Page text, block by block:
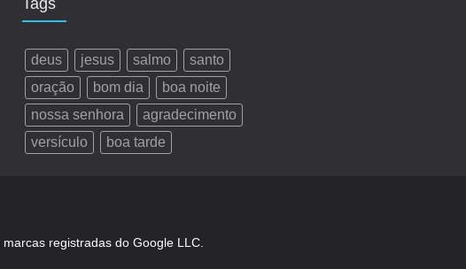
Tags
deus jesus salmo
santo
oração
bom dia
boa noite
nossa senhora
agradecimento
versículo
boa tarde
registradas do Google LLC.